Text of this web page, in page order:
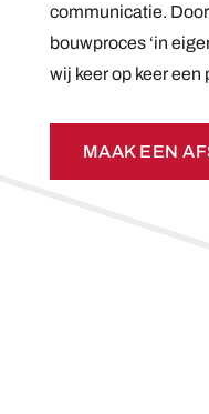
communicatie.
bouwproces ‘in
wij keer op keer
MAAK EEN